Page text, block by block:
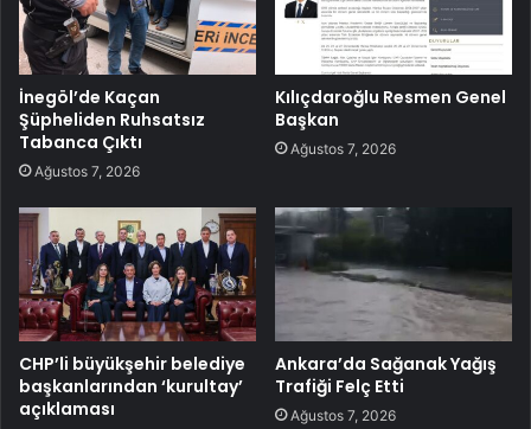
İnegöl’de Kaçan
Şüpheliden Ruhsatsız
Tabanca Çıktı
Ağustos 7, 2026
Kılıçdaroğlu Resmen Genel
Başkan
Ağustos 7, 2026
CHP’li büyükşehir belediye
başkanlarından ‘kurultay’
açıklaması
Ankara’da Sağanak Yağış
Trafiği Felç Etti
Ağustos 7, 2026